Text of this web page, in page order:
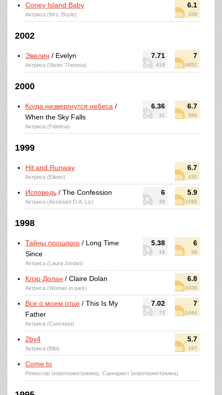
6.1
109
Coney Island Baby
Актриса (Mrs. Boyle)
2002
7.71
418
7
4852
Эвелин / Evelyn
Актриса (Sister Theresa)
2000
6.36
31
6.7
588
Когда низвергнутся небеса /
When the Sky Falls
Актриса (Fidelma)
1999
6.7
430
Hit and Runway
Актриса (Eileen)
6
39
5.9
1582
Исповедь / The Confession
Актриса (Assistant D.A. Liz)
1998
5.38
19
6
99
Тайны прошлого / Long Time
Since
Актриса (Laura Jordan)
6.8
1038
Клэр Долан / Claire Dolan
Актриса (Woman in park)
7.02
73
7
1444
Все о моем отце / This Is My
Father
Актриса (Concepta)
5.7
197
2by4
Актриса (Bibi)
Come to
Режиссер (короткометражка), Сценарист (короткометражка)